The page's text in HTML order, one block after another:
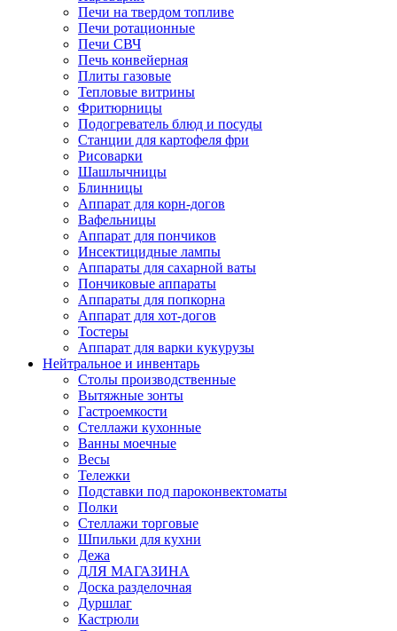
Печи на твердом топливе
Печи ротационные
Печи СВЧ
Печь конвейерная
Плиты газовые
Тепловые витрины
Фритюрницы
Подогреватель блюд и посуды
Станции для картофеля фри
Рисоварки
Шашлычницы
Блинницы
Аппарат для корн-догов
Вафельницы
Аппарат для пончиков
Инсектицидные лампы
Аппараты для сахарной ваты
Пончиковые аппараты
Аппараты для попкорна
Аппарат для хот-догов
Тостеры
Аппарат для варки кукурузы
Нейтральное и инвентарь
Столы производственные
Вытяжные зонты
Гастроемкости
Стеллажи кухонные
Ванны моечные
Весы
Тележки
Подставки под пароконвектоматы
Полки
Стеллажи торговые
Шпильки для кухни
Дежа
ДЛЯ МАГАЗИНА
Доска разделочная
Дуршлаг
Кастрюли